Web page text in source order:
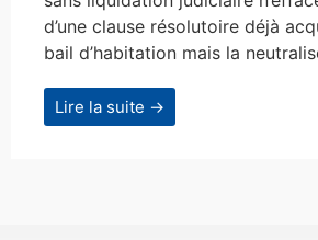
d’une clause résolutoire déjà
bail d’habitation mais la
Lire la suite →